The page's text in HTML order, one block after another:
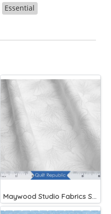
Essential
Maywood Studio Fabrics Solitaire Whites